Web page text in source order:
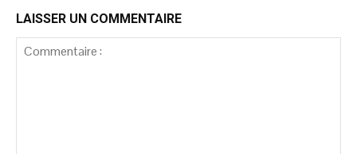
LAISSER UN COMMENTAIRE